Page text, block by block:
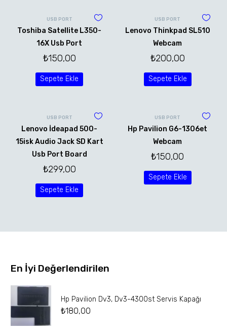
USB PORT
Toshiba Satellite L350-
16X Usb Port
₺150,00
Sepete Ekle
USB PORT
Lenovo Thinkpad SL510
Webcam
₺200,00
Sepete Ekle
USB PORT
Lenovo İdeapad 500-
15isk Audio Jack SD Kart
Usb Port Board
₺299,00
Sepete Ekle
USB PORT
Hp Pavilion G6-1306et
Webcam
₺150,00
Sepete Ekle
En İyi Değerlendirilen
Hp Pavilion Dv3, Dv3-4300st Servis Kapağı
₺180,00